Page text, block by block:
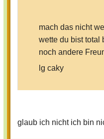
mach das nicht
wette du bist total
noch andere
lg caky
glaub ich nicht ich bin